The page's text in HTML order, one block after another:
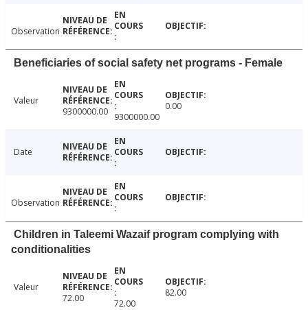
Observation
Beneficiaries of social safety net programs - Female
Valeur
9300000.00
9300000.00
0.00
Date
Observation
Children in Taleemi Wazaif program complying with
conditionalities
Valeur
72.00
72.00
82.00